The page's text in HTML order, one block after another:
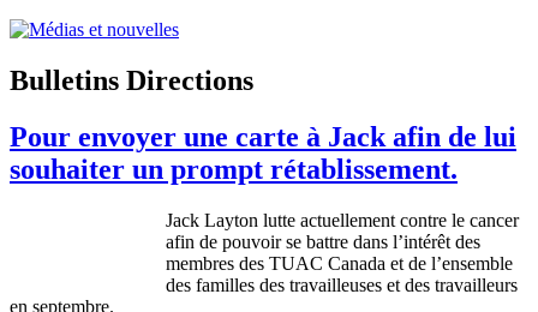
Bulletins Directions
Pour envoyer une carte à Jack afin de lui
souhaiter un prompt rétablissement.
Jack Layton lutte actuellement contre le cancer
afin de pouvoirse battre dans l’intérêt des
membres des TUAC Canada et de l’ensemble
des familles des travailleuses et des travailleurs
en septembre.